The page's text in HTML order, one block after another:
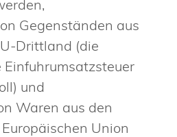
Gegenständen aus
Drittland (die
und
Waren aus den
Union